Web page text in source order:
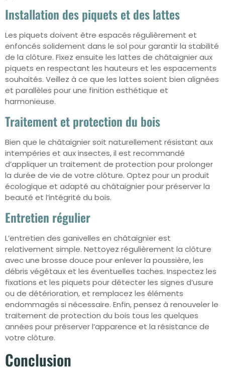
Installation des piquets et des lattes
Les piquets doivent être espacés régulièrement et
enfoncés solidement dans le sol pour garantir la stabilité
de la clôture. Fixez ensuite les lattes de châtaignier aux
piquets en respectant les hauteurs et les espacements
souhaités. Veillez à ce que les lattes soient bien alignées
et parallèles pour une finition esthétique et
harmonieuse.
Traitement et protection du bois
Bien que le châtaignier soit naturellement résistant aux
intempéries et aux insectes, il est recommandé
d’appliquer un traitement de protection pour prolonger
la durée de vie de votre clôture. Optez pour un produit
écologique et adapté au châtaignier pour préserver la
beauté et l’intégrité du bois.
Entretien régulier
L’entretien des ganivelles en châtaignier est
relativement simple. Nettoyez régulièrement la clôture
avec une brosse douce pour enlever la poussière, les
débris végétaux et les éventuelles taches. Inspectez les
fixations et les piquets pour détecter les signes d’usure
ou de détérioration, et remplacez les éléments
endommagés si nécessaire. Enfin, pensez à renouveler le
traitement de protection du bois tous les quelques
années pour préserver l’apparence et la résistance de
votre clôture.
Conclusion